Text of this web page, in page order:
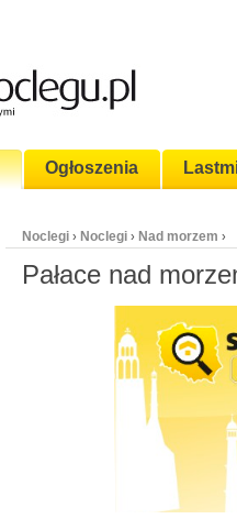
Ogłoszenia
Noclegi › Noclegi › Nad morzem ›
Pałace nad